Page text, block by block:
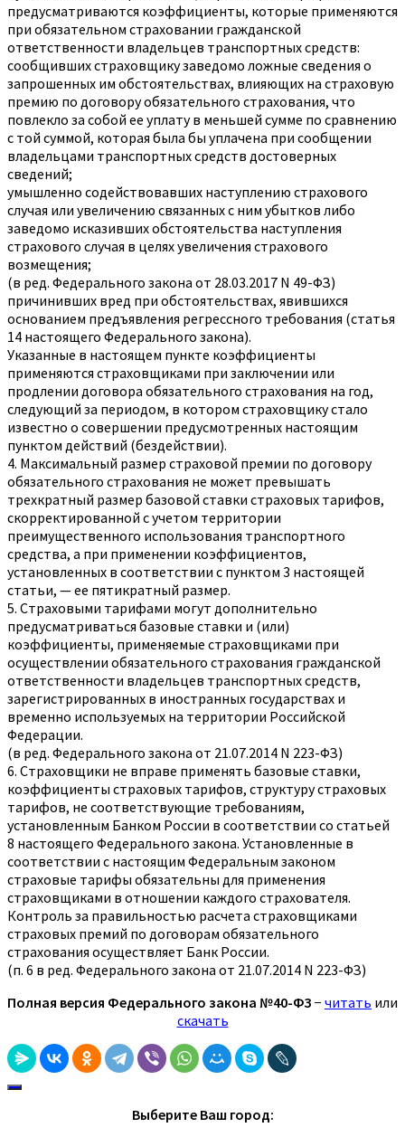
предусматриваются коэффициенты, которые применяются
при обязательном страховании гражданской
ответственности владельцев транспортных средств:
сообщивших страховщику заведомо ложные сведения о
запрошенных им обстоятельствах, влияющих на страховую
премию по договору обязательного страхования, что
повлекло за собой ее уплату в меньшей сумме по сравнению
с той суммой, которая была бы уплачена при сообщении
владельцами транспортных средств достоверных
сведений;
умышленно содействовавших наступлению страхового
случая или увеличению связанных с ним убытков либо
заведомо исказивших обстоятельства наступления
страхового случая в целях увеличения страхового
возмещения;
(в ред. Федерального закона от 28.03.2017 N 49-ФЗ)
причинивших вред при обстоятельствах, явившихся
основанием предъявления регрессного требования (статья
14 настоящего Федерального закона).
Указанные в настоящем пункте коэффициенты
применяются страховщиками при заключении или
продлении договора обязательного страхования на год,
следующий за периодом, в котором страховщику стало
известно о совершении предусмотренных настоящим
пунктом действий (бездействии).
4. Максимальный размер страховой премии по договору
обязательного страхования не может превышать
трехкратный размер базовой ставки страховых тарифов,
скорректированной с учетом территории
преимущественного использования транспортного
средства, а при применении коэффициентов,
установленных в соответствии с пунктом 3 настоящей
статьи, — ее пятикратный размер.
5. Страховыми тарифами могут дополнительно
предусматриваться базовые ставки и (или)
коэффициенты, применяемые страховщиками при
осуществлении обязательного страхования гражданской
ответственности владельцев транспортных средств,
зарегистрированных в иностранных государствах и
временно используемых на территории Российской
Федерации.
(в ред. Федерального закона от 21.07.2014 N 223-ФЗ)
6. Страховщики не вправе применять базовые ставки,
коэффициенты страховых тарифов, структуру страховых
тарифов, не соответствующие требованиям,
установленным Банком России в соответствии со статьей
8 настоящего Федерального закона. Установленные в
соответствии с настоящим Федеральным законом
страховые тарифы обязательны для применения
страховщиками в отношении каждого страхователя.
Контроль за правильностью расчета страховщиками
страховых премий по договорам обязательного
страхования осуществляет Банк России.
(п. 6 в ред. Федерального закона от 21.07.2014 N 223-ФЗ)
Полная версия Федерального закона №40-ФЗ − читать или
скачать
Выберите Ваш город: